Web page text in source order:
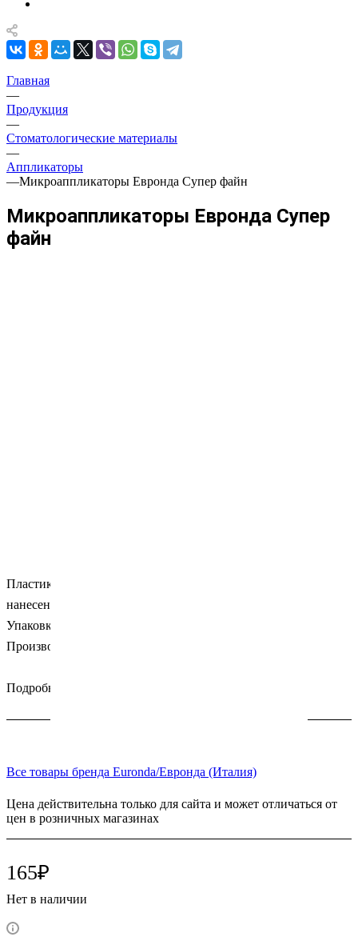
Главная
—
Продукция
—
Стоматологические материалы
—
Аппликаторы
—Микроаппликаторы Евронда Супер файн
Микроаппликаторы Евронда Супер
файн
Пластиковые
нанесения бонда и любых
Упаковка: банка - 100шт.
Производитель: Euronda (Италия).
Подробности
Все товары бренда Euronda/Евронда (Италия)
Цена действительна только для сайта и может отличаться от
цен в розничных магазинах
165₽
Нет в наличии